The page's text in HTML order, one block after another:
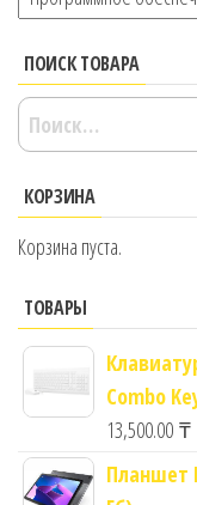
ПОИСК ТОВАРА
Найти:
КОРЗИНА
Корзина пуста.
ТОВАРЫ
Combo
13,500.00 ₸
Планшет